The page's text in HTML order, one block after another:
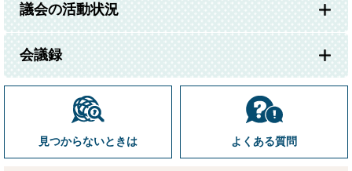
議会の活動状況
会議録
見つからないときは よくある質問